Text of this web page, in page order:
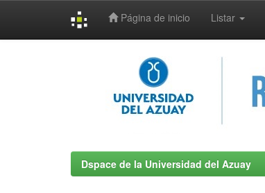
Página de inicio Listar
Dspace de la Universidad del Azuay